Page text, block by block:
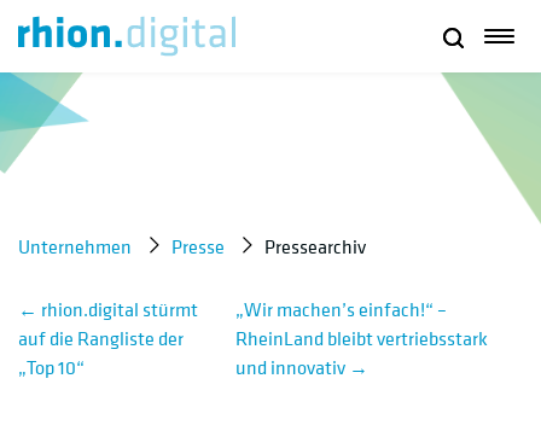
Unternehmen Presse Pressearchiv
← rhion.digital stürmt
auf die Rangliste der
„Top 10“
„Wir machen’s einfach!“ –
RheinLand bleibt vertriebsstark
und innovativ →